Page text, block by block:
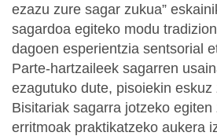
ezazu zure sagar zukua”
sagardoa egiteko modu
dagoen esperientzia sentsorial
Parte-hartzaileek sagarren
ezagutuko dute, pisoiekin eskuz
Bisitariak sagarra jotzeko egiten
erritmoak praktikatzeko aukera